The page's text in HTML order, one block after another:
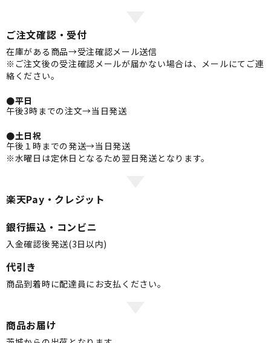
ご注文確認・受付
在庫がある商品→受注確認メール送信
※ご注文後の受注確認メールが届かない場合は、メールにてご連
絡ください。
●平日
午後3時までの注文→当日発送
●土日祝
午後１時までの発送→当日発送
※水曜日は定休日となるため翌日発送となります。
楽天Pay・クレジット
銀行振込・コンビニ
入金確認後発送(3日以内)
代引き
商品到着時に配達員にお支払ください。
商品お届け